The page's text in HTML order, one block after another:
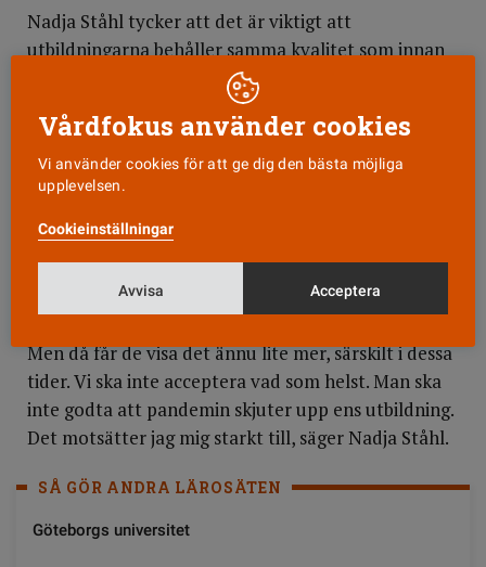
Nadja Ståhl tycker att det är viktigt att
utbildningarna behåller samma kvalitet som innan
pandemin och tycker det är bra att det finns krav
på studenterna. Det är ett svårt läge för lärosätena
nu som studenterna behöver ha förståelse för,
säger hon. Samtidigt får inte pandemin bromsa
studenterna, vilket spärrsystemet kan leda till.
– Det är det jag är orolig över. För det skulle slå hårt
på verksamheterna, eftersom mer vårdpersonal
behövs NU. Jag märker att lärosätena gör vad de
Men då får de visa det ännu lite mer, särskilt i dessa
tider. Vi ska inte acceptera vad som helst. Man ska
inte godta att pandemin skjuter upp ens utbildning.
Det motsätter jag mig starkt till, säger Nadja Ståhl.
SÅ GÖR ANDRA LÄROSÄTEN
Göteborgs universitet
Vårdfokus använder cookies
Vi använder cookies för att ge dig den bästa möjliga
upplevelsen.
Cookieinställningar
Avvisa Acceptera